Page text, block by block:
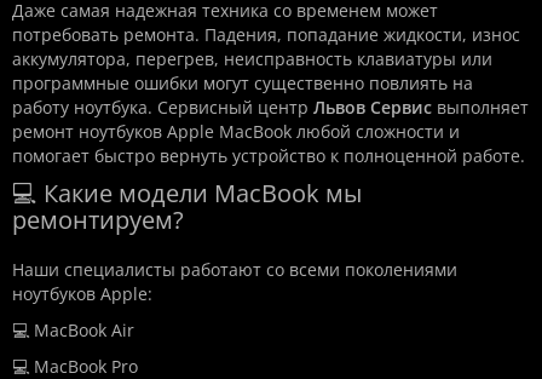
Даже самая надежная техника со временем может
потребовать ремонта. Падения, попадание жидкости, износ
аккумулятора, перегрев, неисправность клавиатуры или
программные ошибки могут существенно повлиять на
работу ноутбука. Сервисный центр Львов Сервис выполняет
ремонт ноутбуков Apple MacBook любой сложности и
помогает быстро вернуть устройство к полноценной работе.
💻 Какие модели MacBook мы
ремонтируем?
Наши специалисты работают со всеми поколениями
ноутбуков Apple:
💻 MacBook Air
💻 MacBook Pro